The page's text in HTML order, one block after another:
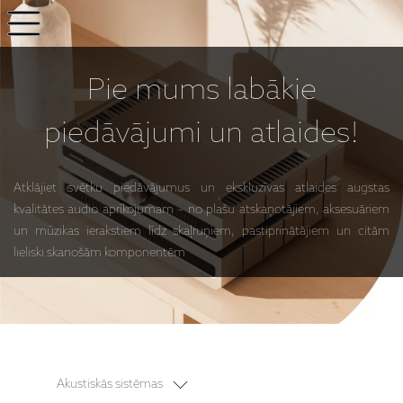
Pie mumslabākie
piedāvājumi un atlaides!
Atklājiet svētku piedāvājumus un ekskluzīvas atlaides augstas
kvalitātes audio aprīkojumam – no plašu atskaņotājiem, aksesuāriem
un mūzikas ierakstiem līdz skaļruņiem, pastiprinātājiem un citām
lieliski skanošām komponentēm
Akustiskās sistēmas